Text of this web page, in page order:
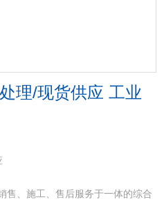
理/现货供应 工业
售、施工、售后服务于一体的综合